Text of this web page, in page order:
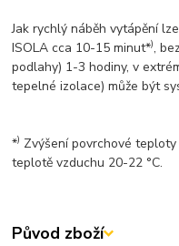
Jak rychlý náběh vytápění
ISOLA cca 10-15 minut*),
podlahy) 1-3 hodiny, v
tepelné izolace) může být
*) Zvýšení povrchové
teplotě vzduchu 20-22 °C.
Původ zboží